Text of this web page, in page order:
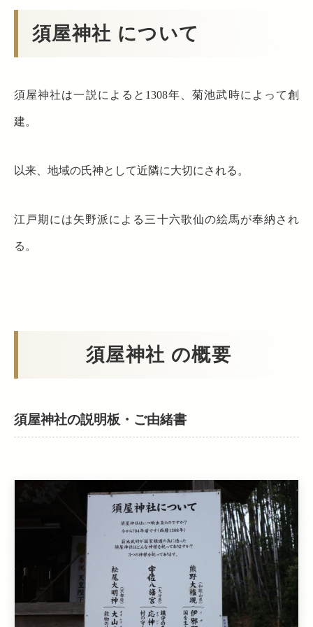
須屋神社 について
須屋神社は一説によると1308年、菊池武時によって創
建。
以来、地域の氏神として近隣に大切にされる。
江戸期には矢野派による三十六歌仙の絵馬が奉納され
る。
須屋神社 の概要
須屋神社の説明板・ご由緒書